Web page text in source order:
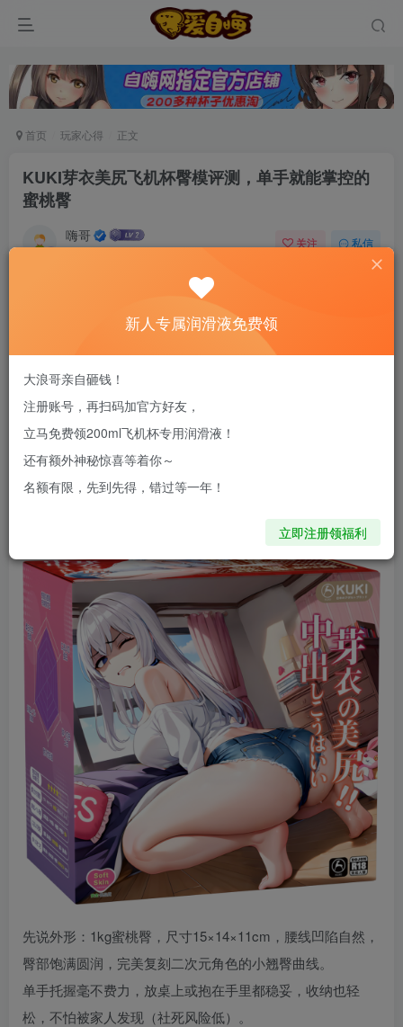
首页 玩家心得 正文
KUKI芽衣美尻飞机杯臀模评测，单手就能掌控的
蜜桃臀
嗨哥
5个月前发布
关注 私信
新老司机速来！注册自嗨网+扫码加好友，即
送200ml润滑液→
兄弟们，玩过无数飞机杯，是不是感觉单手杯爽够了但总少
点真实感？全尺寸倒模又扛不动，拿起来像搬砖一样？
今天大浪哥给你们带来一款KUKI新品芽衣臀，轻量1kg、单
手就能掌控的蜜桃臀，介于小杯和大倒模之间，绝对是老司
机的减压神器。
先说外形：1kg蜜桃臀，尺寸15×14×11cm，腰线凹陷自然，
臀部饱满圆润，完美复刻二次元角色的小翘臀曲线。
单手托握毫不费力，放桌上或抱在手里都稳妥，收纳也轻
松，不怕被家人发现（社死风险低）。
新人专属润滑液免费领
大浪哥亲自砸钱！
注册账号，再扫码加官方好友，
立马免费领200ml飞机杯专用润滑液！
还有额外神秘惊喜等着你～
名额有限，先到先得，错过等一年！
立即注册领福利